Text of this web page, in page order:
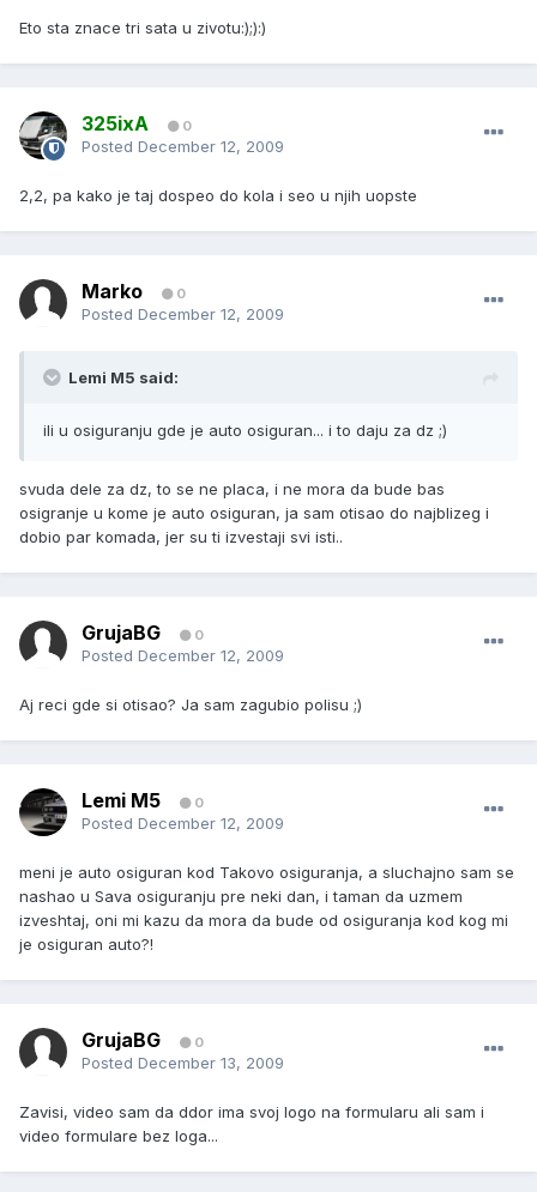
Eto sta znace tri sata u zivotu:);):)
325ixA 0
Posted December 12, 2009
2,2, pa kako je taj dospeo do kola i seo u njih uopste
Marko 0
Posted December 12, 2009
Lemi M5 said:
ili u osiguranju gde je auto osiguran... i to daju za dz ;)
svuda dele za dz, to se ne placa, i ne mora da bude bas
osigranje u kome je auto osiguran, ja sam otisao do najblizeg i
dobio par komada, jer su ti izvestaji svi isti..
GrujaBG 0
Posted December 12, 2009
Aj reci gde si otisao? Ja sam zagubio polisu ;)
Lemi M5 0
Posted December 12, 2009
meni je auto osiguran kod Takovo osiguranja, a sluchajno sam se
nashao u Sava osiguranju pre neki dan, i taman da uzmem
izveshtaj, oni mi kazu da mora da bude od osiguranja kod kog mi
je osiguran auto?!
GrujaBG 0
Posted December 13, 2009
Zavisi, video sam da ddor ima svoj logo na formularu ali sam i
video formulare bez loga...